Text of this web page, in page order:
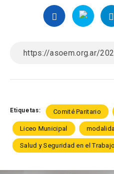
Etiquetas: Comité Paritario
Liceo Municipal
Salud y Seguridad en el Trabajo